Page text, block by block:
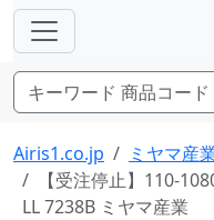
Airis1.co.jp
ミヤマ産
【受注停止】110-
LL 7238B ミヤマ産業